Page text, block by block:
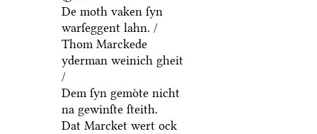
De moth vaken ſyn
warſeggent lahn. /
Thom Marckede
yderman weinich gheit
/
Dem ſyn gemoͤte nicht
na gewinſte ſteith.
Dat Marcket wert ock